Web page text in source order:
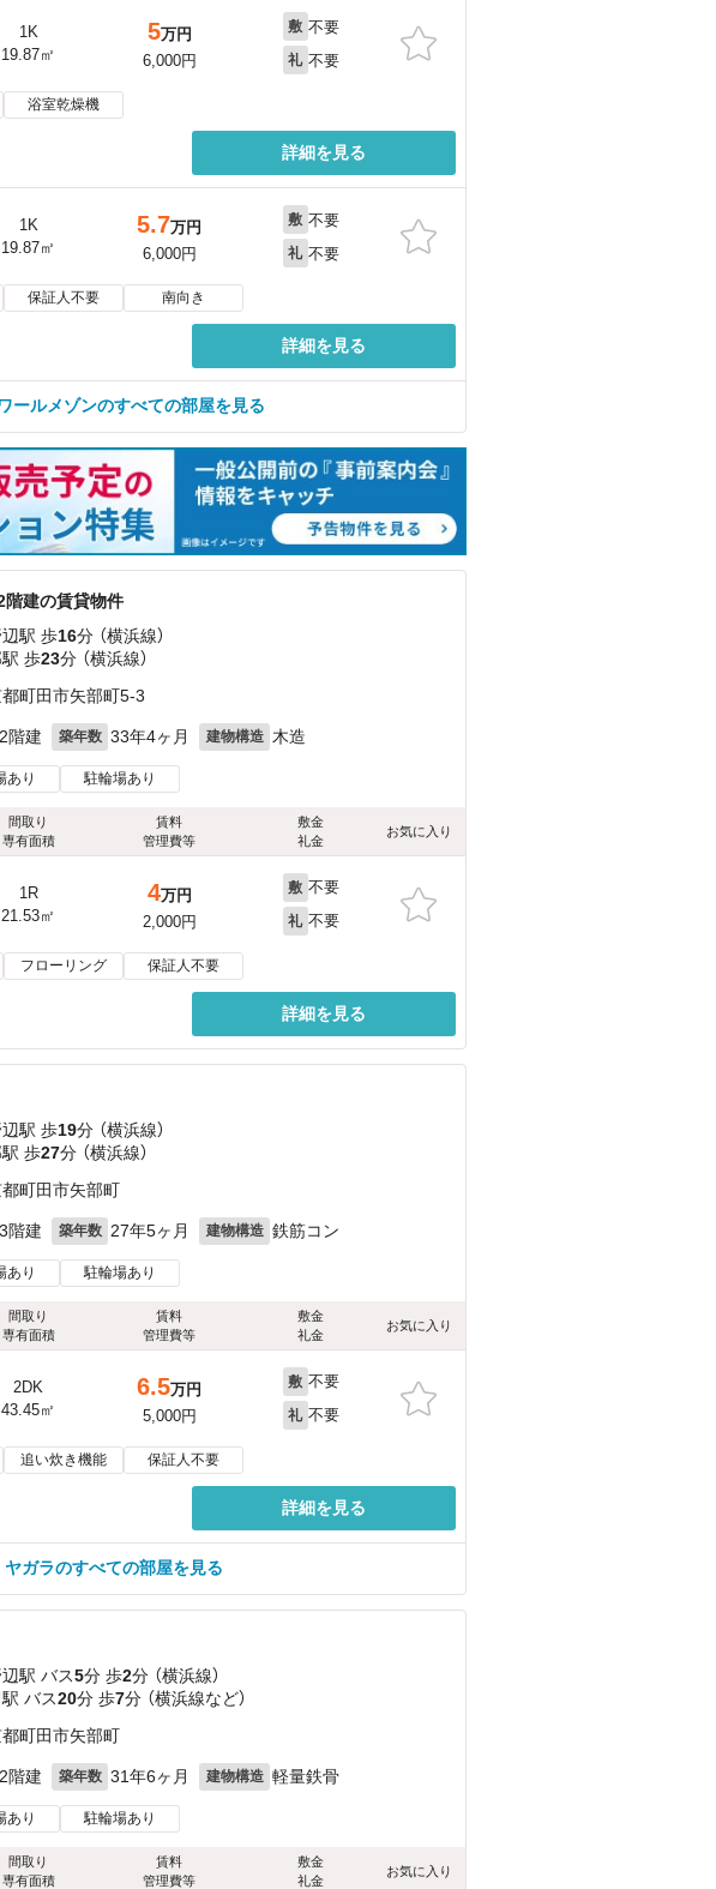
1K
19.87㎡
5万円
6,000円
敷 不要
礼 不要
浴室乾燥機
詳細を見る
1K
19.87㎡
5.7万円
6,000円
敷 不要
礼 不要
保証人不要 南向き
詳細を見る
ールメゾンのすべての部屋を見る
建の賃貸物件
駅 歩16分 （横浜線）
歩23分 （横浜線）
町田市矢部町5-3
2階建 築年数 33年4ヶ月 建物構造 木造
あり 駐輪場あり
間取り
専有面積
賃料
管理費等
敷金
礼金
お気に入り
1R
21.53㎡
4万円
2,000円
敷 不要
礼 不要
フローリング 保証人不要
詳細を見る
駅 歩19分 （横浜線）
歩27分 （横浜線）
町田市矢部町
3階建 築年数 27年5ヶ月 建物構造 鉄筋コン
あり 駐輪場あり
間取り
専有面積
賃料
管理費等
敷金
礼金
お気に入り
2DK
43.45㎡
6.5万円
5,000円
敷 不要
礼 不要
追い炊き機能 保証人不要
詳細を見る
ヤガラのすべての部屋を見る
駅 バス5分 歩2分 （横浜線）
バス20分 歩7分 （横浜線など）
町田市矢部町
2階建 築年数 31年6ヶ月 建物構造 軽量鉄骨
あり 駐輪場あり
間取り
専有面積
賃料
管理費等
敷金
礼金
お気に入り